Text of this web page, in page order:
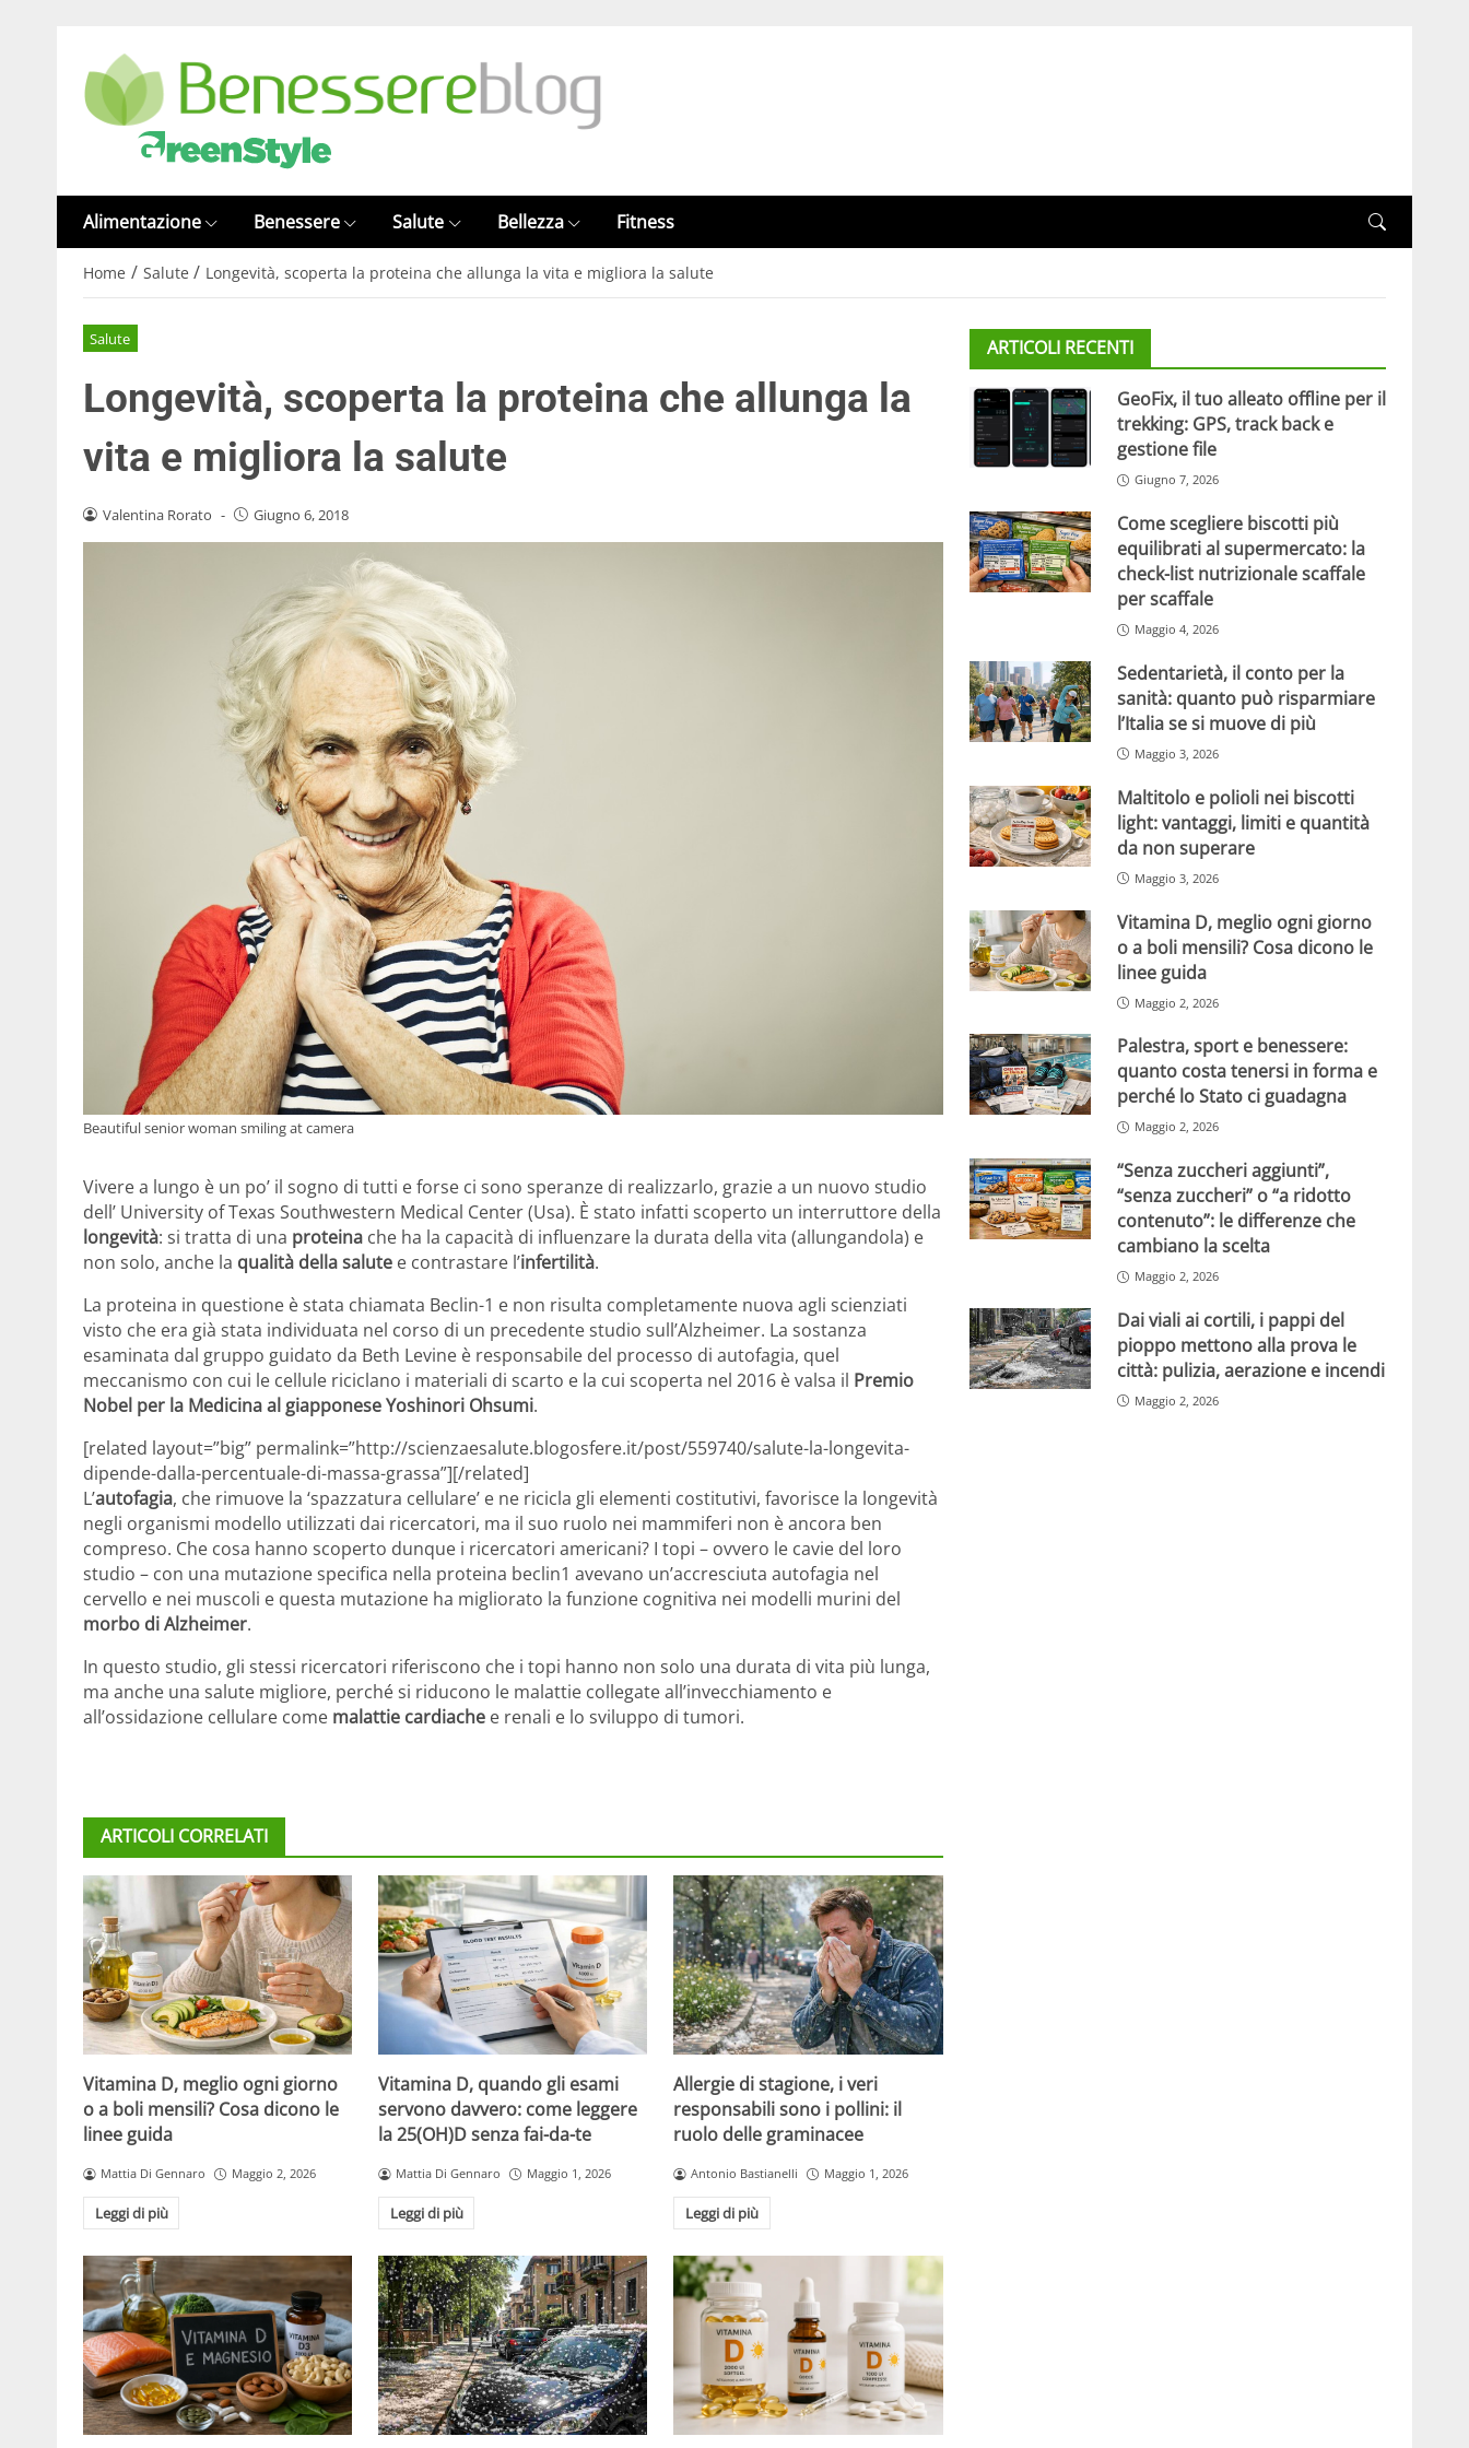
Alimentazione Benessere Salute Bellezza Fitness
Home / Salute / Longevità, scoperta la proteina che allunga la vita e migliora la salute
Salute
Longevità, scoperta la proteina che allunga la
vita e migliora la salute
Valentina Rorato - Giugno 6, 2018
Beautiful senior woman smiling at camera
Vivere a lungo è un po’ il sogno di tutti e forse ci sono speranze di realizzarlo, grazie a un nuovo studio
dell’ University of Texas Southwestern Medical Center (Usa). È stato infatti scoperto un interruttore della
longevità: si tratta di una proteina che ha la capacità di influenzare la durata della vita (allungandola) e
non solo, anche la qualità della salute e contrastare l’infertilità.
La proteina in questione è stata chiamata Beclin-1 e non risulta completamente nuova agli scienziati
visto che era già stata individuata nel corso di un precedente studio sull’Alzheimer. La sostanza
esaminata dal gruppo guidato da Beth Levine è responsabile del processo di autofagia, quel
meccanismo con cui le cellule riciclano i materiali di scarto e la cui scoperta nel 2016 è valsa il Premio
Nobel per la Medicina al giapponese Yoshinori Ohsumi.
[related layout=”big” permalink=”http://scienzaesalute.blogosfere.it/post/559740/salute-la-longevita-
dipende-dalla-percentuale-di-massa-grassa”][/related]
L’autofagia, che rimuove la ‘spazzatura cellulare’ e ne ricicla gli elementi costitutivi, favorisce la longevità
negli organismi modello utilizzati dai ricercatori, ma il suo ruolo nei mammiferi non è ancora ben
compreso. Che cosa hanno scoperto dunque i ricercatori americani? I topi – ovvero le cavie del loro
studio – con una mutazione specifica nella proteina beclin1 avevano un’accresciuta autofagia nel
cervello e nei muscoli e questa mutazione ha migliorato la funzione cognitiva nei modelli murini del
morbo di Alzheimer.
In questo studio, gli stessi ricercatori riferiscono che i topi hanno non solo una durata di vita più lunga,
ma anche una salute migliore, perché si riducono le malattie collegate all’invecchiamento e
all’ossidazione cellulare come malattie cardiache e renali e lo sviluppo di tumori.
ARTICOLI CORRELATI
Vitamina D, meglio ogni giorno
o a boli mensili? Cosa dicono le
linee guida
Mattia Di Gennaro Maggio 2, 2026
Leggi di più
Vitamina D, quando gli esami
servono davvero: come leggere
la 25(OH)D senza fai-da-te
Mattia Di Gennaro Maggio 1, 2026
Leggi di più
Allergie di stagione, i veri
responsabili sono i pollini: il
ruolo delle graminacee
Antonio Bastianelli Maggio 1, 2026
Leggi di più
ARTICOLI RECENTI
GeoFix, il tuo alleato offline per il
trekking: GPS, track back e
gestione file
Giugno 7, 2026
Come scegliere biscotti più
equilibrati al supermercato: la
check-list nutrizionale scaffale
per scaffale
Maggio 4, 2026
Sedentarietà, il conto per la
sanità: quanto può risparmiare
l’Italia se si muove di più
Maggio 3, 2026
Maltitolo e polioli nei biscotti
light: vantaggi, limiti e quantità
da non superare
Maggio 3, 2026
Vitamina D, meglio ogni giorno
o a boli mensili? Cosa dicono le
linee guida
Maggio 2, 2026
Palestra, sport e benessere:
quanto costa tenersi in forma e
perché lo Stato ci guadagna
Maggio 2, 2026
“Senza zuccheri aggiunti”,
“senza zuccheri” o “a ridotto
contenuto”: le differenze che
cambiano la scelta
Maggio 2, 2026
Dai viali ai cortili, i pappi del
pioppo mettono alla prova le
città: pulizia, aerazione e incendi
Maggio 2, 2026